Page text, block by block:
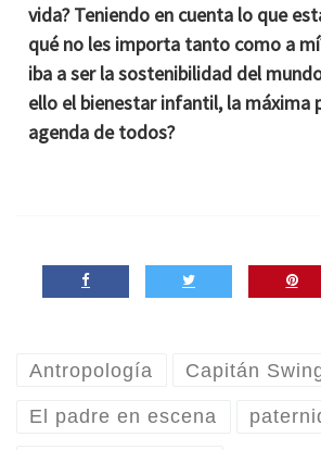
vida? Teniendo en cuenta lo que
qué no les importa tanto como a
iba a ser la sostenibilidad del
ello el bienestar infantil, la máxima
agenda de todos?
Antropología Capitán
El padre en escena